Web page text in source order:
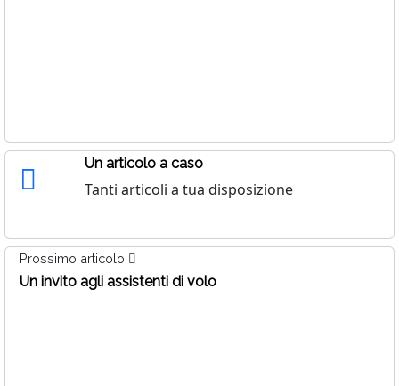
Un articolo a caso
Tanti articoli a tua disposizione
Prossimo articolo
Un invito agli assistenti di volo